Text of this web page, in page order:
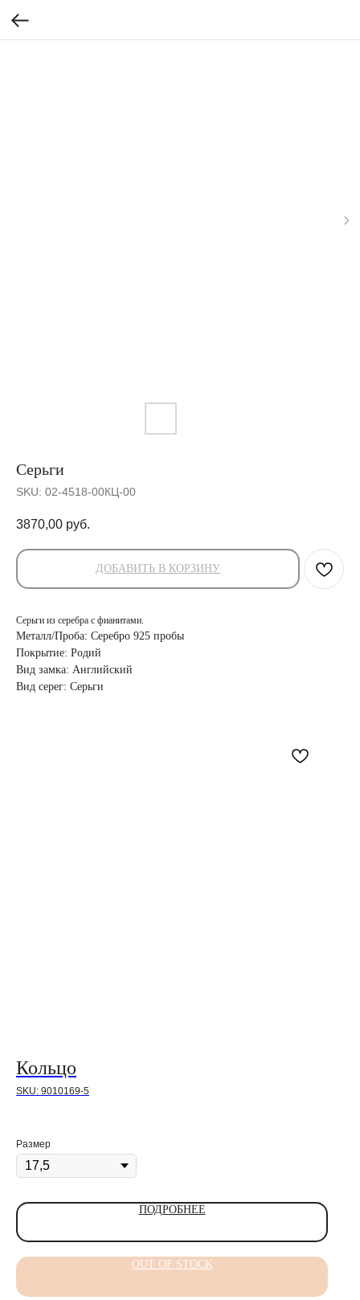
Серьги
SKU: 02-4518-00КЦ-00
3870,00 руб.
ДОБАВИТЬ В КОРЗИНУ
Серьги из серебра с фианитами.
Металл/Проба: Серебро 925 пробы
Покрытие: Родий
Вид замка: Английский
Вид серег: Серьги
Кольцо
SKU: 9010169-5
Размер
ПОДРОБНЕЕ
OUT OF STOCK